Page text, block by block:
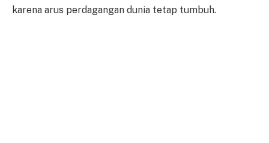
karena arus perdagangan dunia tetap tumbuh.